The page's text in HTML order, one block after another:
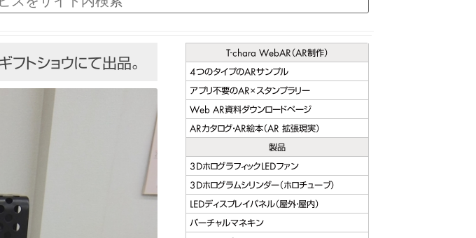
リー
バーチャルマネキンEZR
バーチャルマネキンEZR卓上型
キュービック スクリーン ミニ
AIバージョン
Vtuberバージョン
キュービック スクリーン
アクセス
バーチャルマネキン販売店
トショウにて出品。
T-chara WebAR（AR制作）
4つのタイプのARサンプル
アプリ不要のAR×スタンプラリー
Web AR資料ダウンロードページ
ARカタログ・AR絵本（AR 拡張現実）
製品
3DホログラフィックLEDファン
3Dホログラムシリンダー（ホロチューブ）
LEDディスプレイパネル（屋外・屋内）
バーチャルマネキン